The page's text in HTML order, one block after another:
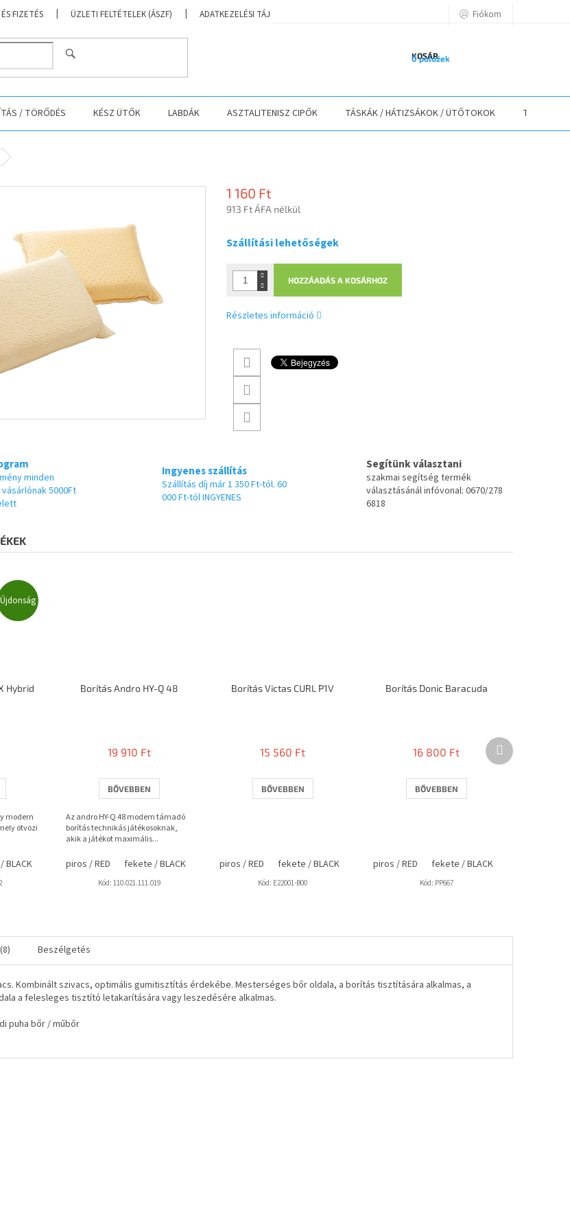
FIZETÉS ÜZLETI FELTÉTELEK (ÁSZF) ADATKEZELÉSI TÁJÉKOZTATÓ ELÉRHETŐSÉGEK
Fiókom
KOSÁR
0 položek
/ TÖRŐDÉS KÉSZ ÜTŐK LABDÁK ASZTALITENISZ CIPŐK TÁSKÁK / HÁTIZSÁKOK / ÜTŐTOKOK TEXTIL
1 160 Ft
913 Ft ÁFA nélkül
Szállítási lehetőségek
HOZZÁADÁS A KOSÁRHOZ
Részletes információ
minden
5000Ft
Ingyenes szállítás
Szállítás díj már 1 350 Ft-tól. 60
000 Ft-tól INGYENES
Segítünk választani
szakmai segítség termék
választásánál infóvonal: 0670/278
6818
Újdonság
Hybrid
modern
ötvözi
Borítás Andro HY-Q 48
19 910 Ft
BŐVEBBEN
Az andro HY-Q 48 modern támadó
borítás technikás játékosoknak,
akik a játékot maximális...
piros / RED fekete / BLACK
Kód: 110.021.111.019
Borítás Victas CURL P1V
átlagos
értékelése
ből
2,7
15 560 Ft
BŐVEBBEN
piros / RED fekete / BLACK
Kód: E22001-B00
Borítás Donic Baracuda
16 800 Ft
BŐVEBBEN
piros / RED fekete / BLACK
Kód: PP667
Következő
termék
Beszélgetés
Kombinált szivacs, optimális gumitisztítás érdekébe. Mesterséges bőr oldala, a borítás tisztítására alkalmas, a
a felesleges tisztító letakarítására vagy leszedésére alkalmas.
puha bőr / műbőr